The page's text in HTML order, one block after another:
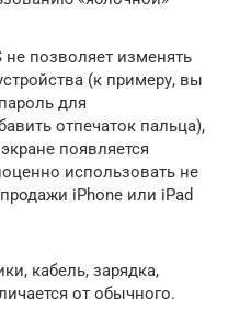
позволяет изменять
(к примеру, вы
для
отпечаток пальца),
появляется
использовать не
iPhone или iPad
кабель, зарядка,
от обычного.